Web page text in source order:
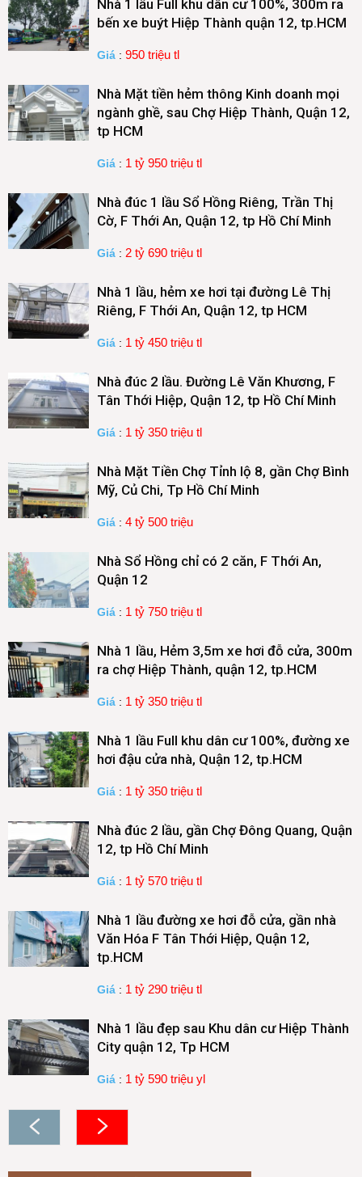
Nhà 1 lầu Full khu dân cư 100%, 300m ra
bến xe buýt Hiệp Thành quận 12, tp.HCM
Giá : 950 triệu tl
Nhà Mặt tiền hẻm thông Kinh doanh mọi
ngành ghề, sau Chợ Hiệp Thành, Quận 12,
tp HCM
Giá : 1 tỷ 950 triệu tl
Nhà đúc 1 lầu Sổ Hồng Riêng, Trần Thị
Cờ, F Thới An, Quận 12, tp Hồ Chí Minh
Giá : 2 tỷ 690 triệu tl
Nhà 1 lầu, hẻm xe hơi tại đường Lê Thị
Riêng, F Thới An, Quận 12, tp HCM
Giá : 1 tỷ 450 triệu tl
Nhà đúc 2 lầu. Đường Lê Văn Khương, F
Tân Thới Hiệp, Quận 12, tp Hồ Chí Minh
Giá : 1 tỷ 350 triệu tl
Nhà Mặt Tiền Chợ Tỉnh lộ 8, gần Chợ Bình
Mỹ, Củ Chi, Tp Hồ Chí Minh
Giá : 4 tỷ 500 triệu
Nhà Sổ Hồng chỉ có 2 căn, F Thới An,
Quận 12
Giá : 1 tỷ 750 triệu tl
Nhà 1 lầu, Hẻm 3,5m xe hơi đỗ cửa, 300m
ra chợ Hiệp Thành, quận 12, tp.HCM
Giá : 1 tỷ 350 triệu tl
Nhà 1 lầu Full khu dân cư 100%, đường xe
hơi đậu cửa nhà, Quận 12, tp.HCM
Giá : 1 tỷ 350 triệu tl
Nhà đúc 2 lầu, gần Chợ Đông Quang, Quận
12, tp Hồ Chí Minh
Giá : 1 tỷ 570 triệu tl
Nhà 1 lầu đường xe hơi đỗ cửa, gần nhà
Văn Hóa F Tân Thới Hiệp, Quận 12,
tp.HCM
Giá : 1 tỷ 290 triệu tl
Nhà 1 lầu đẹp sau Khu dân cư Hiệp Thành
City quận 12, Tp HCM
Giá : 1 tỷ 590 triệu yl